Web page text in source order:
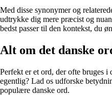
Med disse synonymer og
udtrykke dig mere præcist og
bedst passer til den kontekst, du
Alt om det danske
Perfekt er et ord, der ofte bruges i
egentlig? Lad os udforske
populære danske ord.